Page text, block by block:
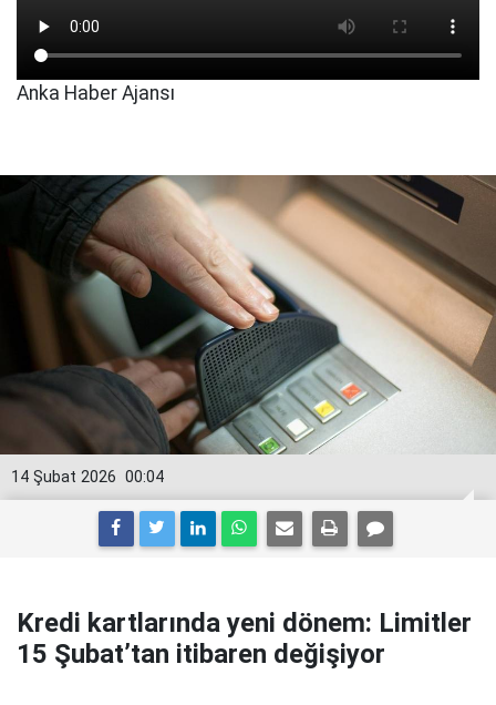
Anka Haber Ajansı
00:04
14 Şubat 2026
Kredi kartlarında yeni dönem: Limitler
15 Şubat’tan itibaren değişiyor